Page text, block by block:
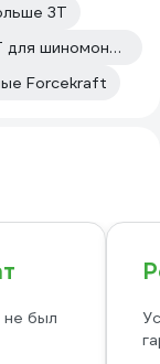
3Т
Домкрат автомобильный подкатной 3Т для шиномонтажа
Forcekraft
был